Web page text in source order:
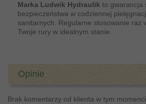
Marka Ludwik Hydraulik to gwarancja
bezpieczeństwa w codziennej
sanitarnych. Regularne stosowanie raz
Twoje rury w idealnym stanie.
Opinie
Brak komentarzy od klienta w tym